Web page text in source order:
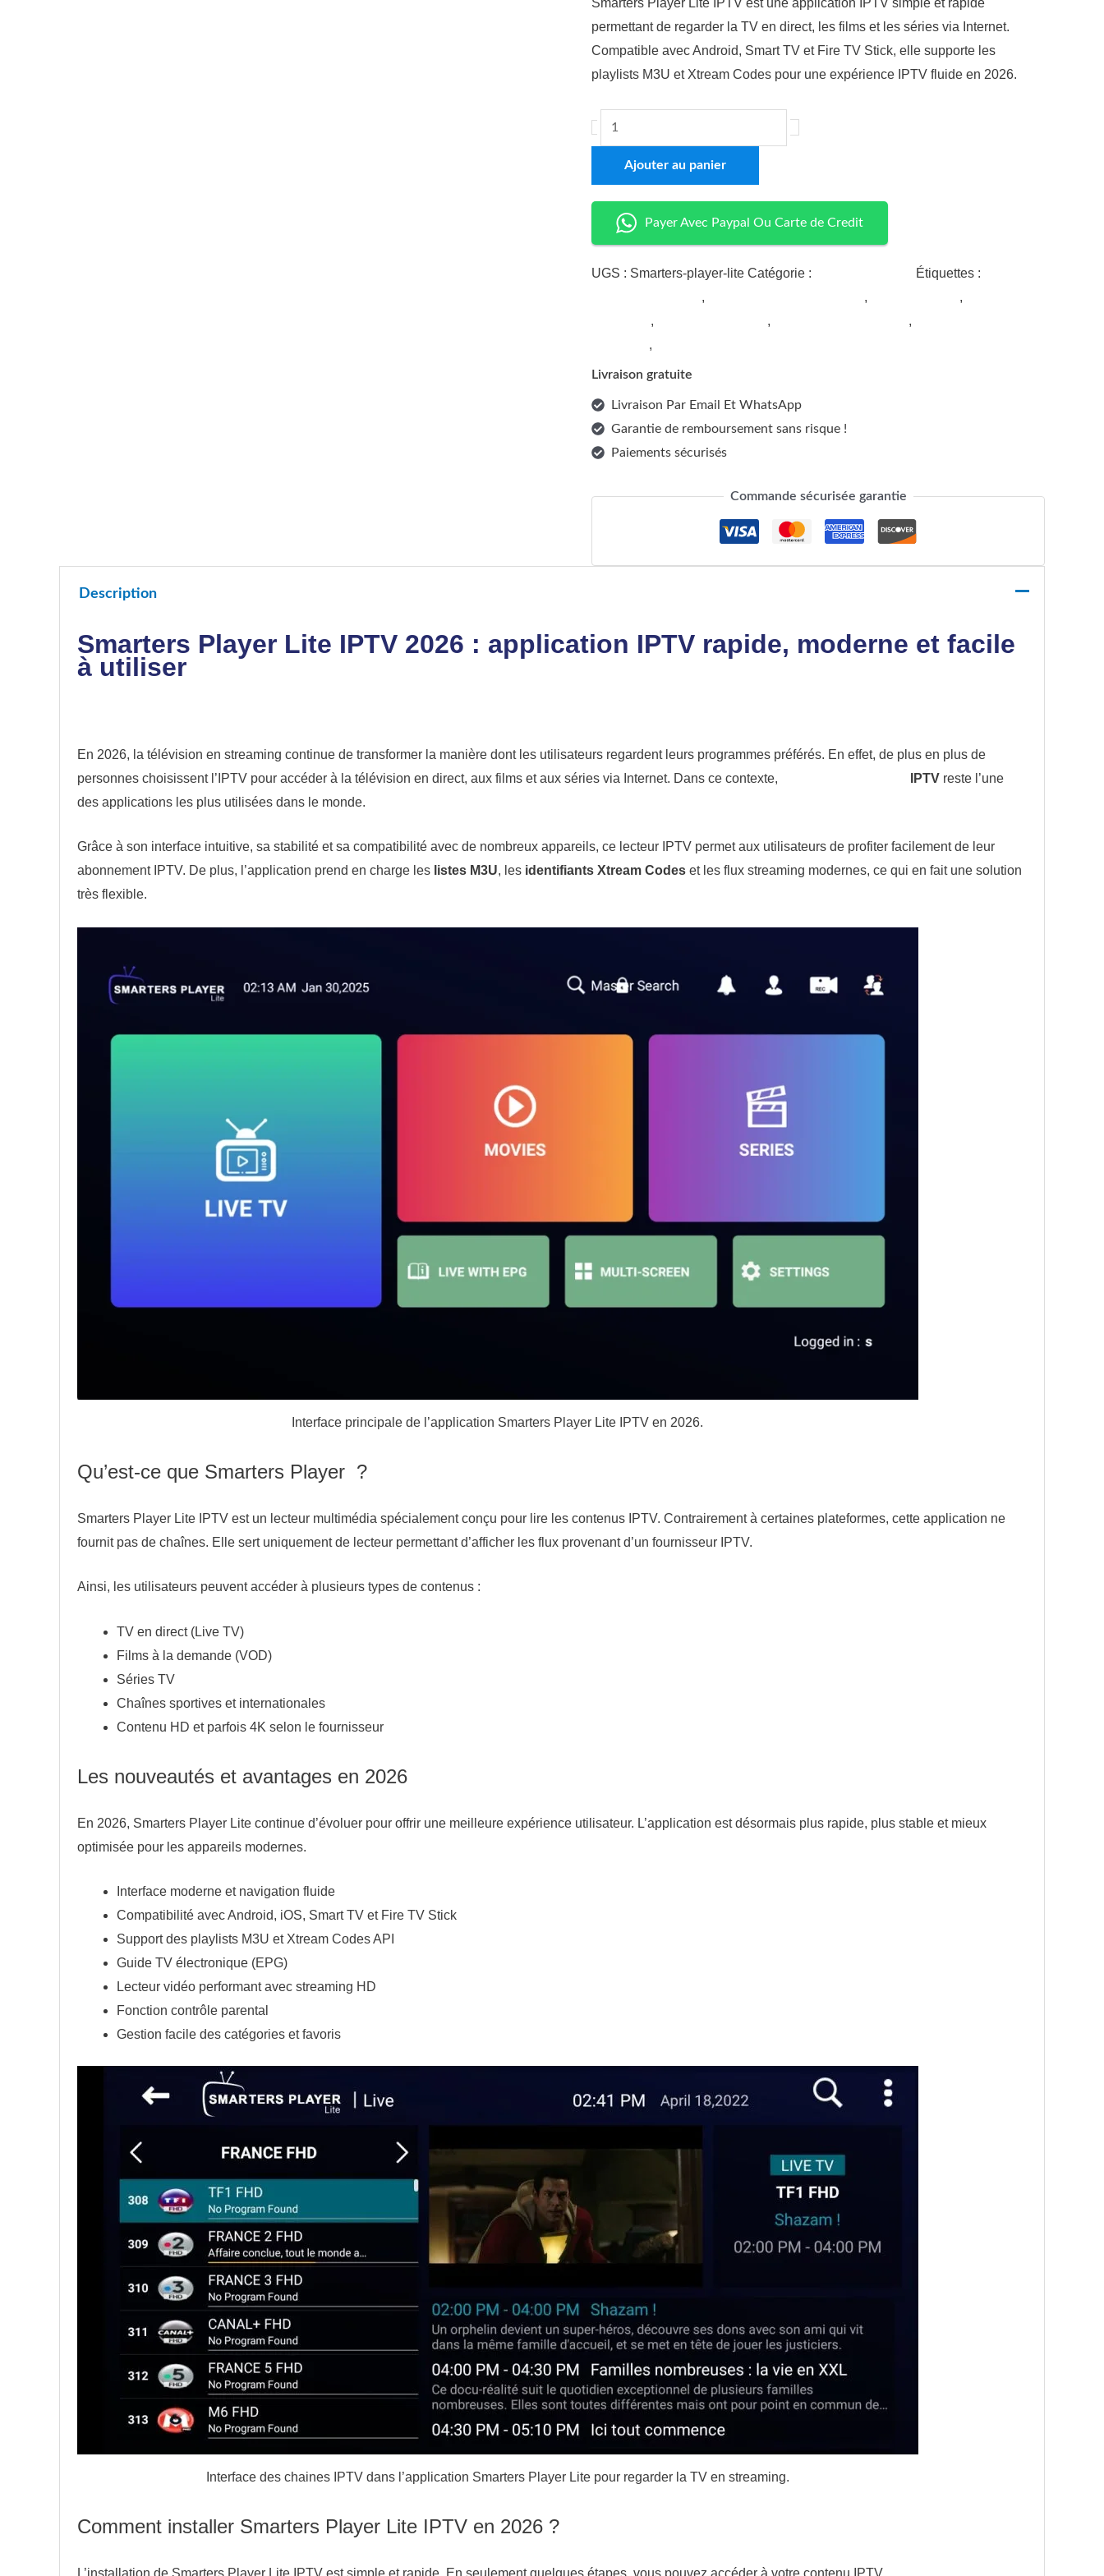
permettant de regarder la TV en direct, les films et les séries via Internet.
Compatible avec Android, Smart TV et Fire TV Stick, elle supporte les
playlists M3U et Xtream Codes pour une expérience IPTV fluide en 2026.
-
IPTV
France
Ajouter au panier
Payer Avec Paypal Ou Carte de Credit
UGS : Smarters-player-lite Catégorie : Étiquettes :
, , ,
, , ,
,
Livraison gratuite
Livraison Par Email Et WhatsApp
Garantie de remboursement sans risque !
Paiements sécurisés
Commande sécurisée garantie
Description
Smarters Player Lite IPTV 2026 : application IPTV rapide, moderne et facile
à utiliser
En 2026, la télévision en streaming continue de transformer la manière dont les utilisateurs regardent leurs programmes préférés. En effet, de plus en plus de
personnes choisissent l’IPTV pour accéder à la télévision en direct, aux films et aux séries via Internet. Dans ce contexte,
IPTVreste l’une
des applications les plus utilisées dans le monde.
Grâce à son interface intuitive, sa stabilité et sa compatibilité avec de nombreux appareils, ce lecteur IPTV permet aux utilisateurs de profiter facilement de leur
abonnement IPTV. De plus, l’application prend en charge les listes M3U, les identifiants Xtream Codeset les flux streaming modernes, ce qui en fait une solution
très flexible.
Interface principale de l’application Smarters Player Lite IPTV en 2026.
Qu’est-ce que Smarters Player ?
Smarters Player Lite IPTV est un lecteur multimédia spécialement conçu pour lire les contenus IPTV. Contrairement à certaines plateformes, cette application ne
fournit pas de chaînes. Elle sert uniquement de lecteur permettant d’afficher les flux provenant d’un fournisseur IPTV.
Ainsi, les utilisateurs peuvent accéder à plusieurs types de contenus :
TV en direct (Live TV)
Films à la demande (VOD)
Séries TV
Chaînes sportives et internationales
Contenu HD et parfois 4K selon le fournisseur
Les nouveautés et avantages en 2026
En 2026, Smarters Player Lite continue d’évoluer pour offrir une meilleure expérience utilisateur. L’application est désormais plus rapide, plus stable et mieux
optimisée pour les appareils modernes.
Interface moderne et navigation fluide
Compatibilité avec Android, iOS, Smart TV et Fire TV Stick
Support des playlists M3U et Xtream Codes API
Guide TV électronique (EPG)
Lecteur vidéo performant avec streaming HD
Fonction contrôle parental
Gestion facile des catégories et favoris
Interface des chaines IPTV dans l’application Smarters Player Lite pour regarder la TV en streaming.
Comment installer Smarters Player Lite IPTV en 2026 ?